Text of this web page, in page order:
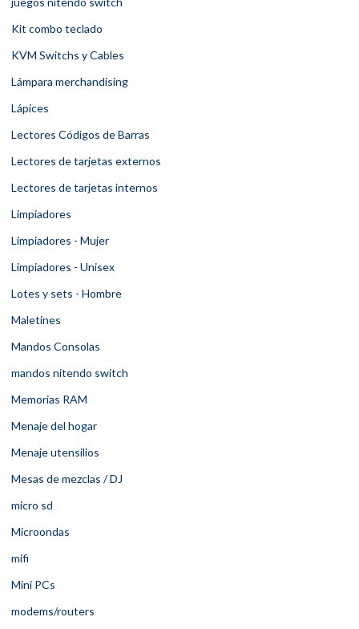
Kit combo teclado
KVM Switchs y Cables
Lámpara merchandising
Lápices
Lectores Códigos de Barras
Lectores de tarjetas externos
Lectores de tarjetas internos
Limpiadores
Limpiadores - Mujer
Limpiadores - Unisex
Lotes y sets - Hombre
Maletines
Mandos Consolas
mandos nitendo switch
Memorias RAM
Menaje del hogar
Menaje utensilios
Mesas de mezclas / DJ
micro sd
Microondas
mifi
Mini PCs
modems/routers